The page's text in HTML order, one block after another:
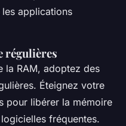
applications
régulières
la RAM, adoptez des
Éteignez votre
pour libérer la mémoire
fréquentes.